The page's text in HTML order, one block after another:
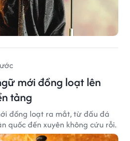
mới đồng loạt lên
tảng
đồng loạt ra mắt, từ đấu đá
quốc đến xuyên không cứu rỗi.